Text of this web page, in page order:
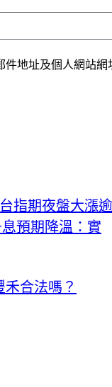
地址及個人網站
指期夜盤大漲逾
預期降溫：實
合法嗎？